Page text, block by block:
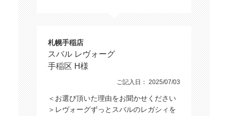
札幌手稲店
スバル レヴォーグ
手稲区 H様
ご記入日： 2025/07/03
＜お選び頂いた理由をお聞かせください
＞レヴォーグずっとスバルのレガシィを